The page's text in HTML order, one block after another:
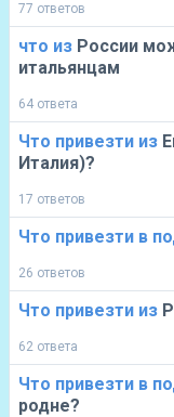
77 ответов
что из России
итальянцам
64 ответа
Что привезти из
Италия)?
17 ответов
Что привезти в
26 ответов
Что привезти из
62 ответа
Что привезти в
родне?